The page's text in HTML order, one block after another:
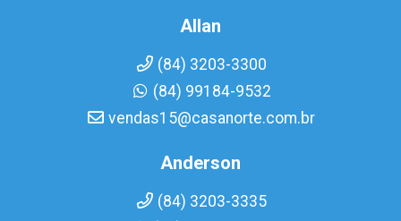
Allan
(84) 3203-3300
(84) 99184-9532
vendas15@casanorte.com.br
Anderson
(84) 3203-3335